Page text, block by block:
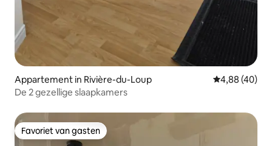
Appartement in Rivière-du-Loup Gemiddelde
4,88 (40)
De 2 gezellige slaapkamers
Favoriet van gasten
Favoriet van gasten